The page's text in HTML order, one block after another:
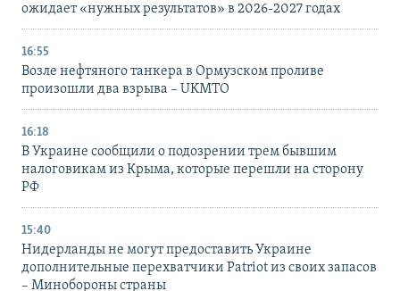
ожидает «нужных результатов» в 2026-2027 годах
16:55
Возле нефтяного танкера в Ормузском проливе
произошли два взрыва – UKMTO
16:18
В Украине сообщили о подозрении трем бывшим
налоговикам из Крыма, которые перешли на сторону
РФ
15:40
Нидерланды не могут предоставить Украине
дополнительные перехватчики Patriot из своих запасов
– Минобороны страны